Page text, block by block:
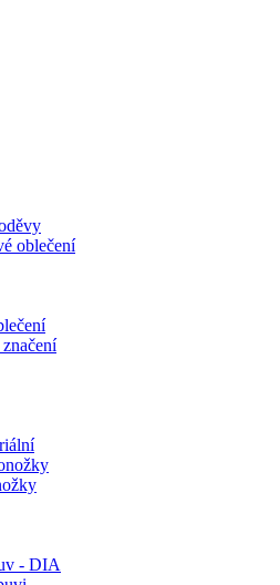
oblečení
- DIA